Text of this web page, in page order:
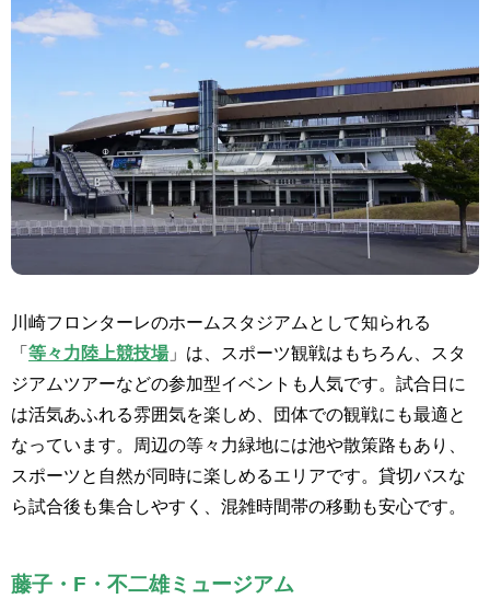
川崎フロンターレのホームスタジアムとして知られる
「 等々力陸上競技場」は、スポーツ観戦はもちろん、スタ
ジアムツアーなどの参加型イベントも人気です。試合日に
は活気あふれる雰囲気を楽しめ、団体での観戦にも最適と
なっています。周辺の等々力緑地には池や散策路もあり、
スポーツと自然が同時に楽しめるエリアです。貸切バスな
ら試合後も集合しやすく、混雑時間帯の移動も安心です。
藤子・F・不二雄ミュージアム